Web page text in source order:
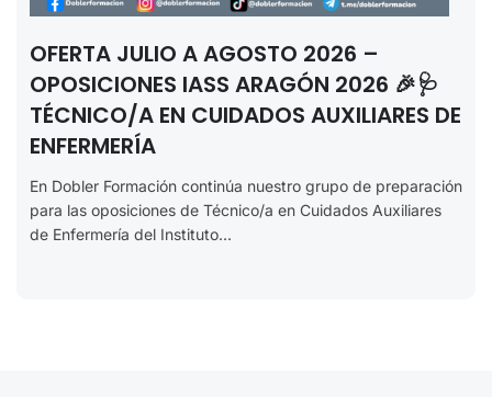
OFERTA JULIO A AGOSTO 2026 –
OPOSICIONES IASS ARAGÓN 2026 🎉🩺
TÉCNICO/A EN CUIDADOS AUXILIARES DE
ENFERMERÍA
En Dobler Formación continúa nuestro grupo de preparación
para las oposiciones de Técnico/a en Cuidados Auxiliares
de Enfermería del Instituto...